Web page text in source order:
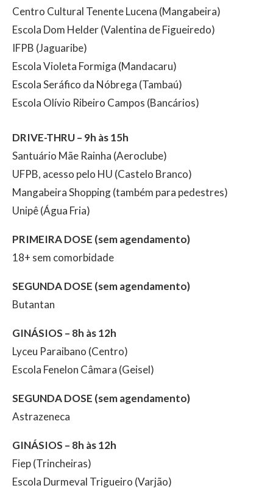
Centro Cultural Tenente Lucena (Mangabeira)
Escola Dom Helder (Valentina de Figueiredo)
IFPB (Jaguaribe)
Escola Violeta Formiga (Mandacaru)
Escola Seráfico da Nóbrega (Tambaú)
Escola Olívio Ribeiro Campos (Bancários)
DRIVE-THRU – 9h às 15h
Santuário Mãe Rainha (Aeroclube)
UFPB, acesso pelo HU (Castelo Branco)
Mangabeira Shopping (também para pedestres)
Unipê (Água Fria)
PRIMEIRA DOSE (sem agendamento)
18+ sem comorbidade
SEGUNDA DOSE (sem agendamento)
Butantan
GINÁSIOS – 8h às 12h
Lyceu Paraibano (Centro)
Escola Fenelon Câmara (Geisel)
SEGUNDA DOSE (sem agendamento)
Astrazeneca
GINÁSIOS – 8h às 12h
Fiep (Trincheiras)
Escola Durmeval Trigueiro (Varjão)